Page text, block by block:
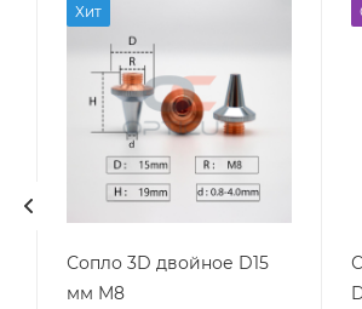
Хит
Сопло 3D двойное D15
мм M8